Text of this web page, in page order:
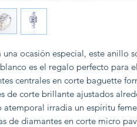
una ocasión especial, este anillo
es el regalo perfecto para
centrales en corte baguette
de corte brillante ajustados
atemporal irradia un espíritu
de diamantes en corte micro